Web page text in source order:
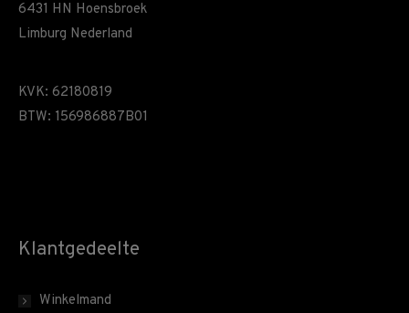
6431 HN Hoensbroek
Limburg Nederland
KVK: 62180819
BTW: 156986887B01
Klantgedeelte
Winkelmand